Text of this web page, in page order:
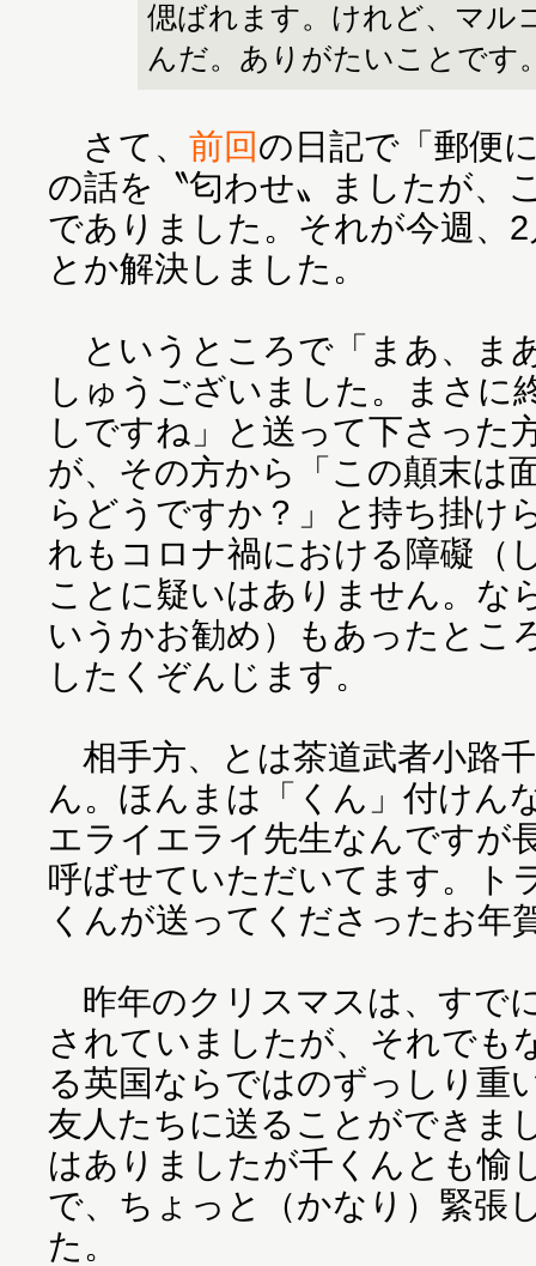
偲ばれます。けれど、マル
んだ。ありがたいことです
さて、 前回の日記で「郵便
の話を〝匂わせ〟ましたが、
でありました。それが今週、
とか解決しました。
というところで「まあ、ま
しゅうございました。まさに
しですね」と送って下さった
が、その方から「この顛末は
らどうですか？」と持ち掛け
れもコロナ禍における障礙（
ことに疑いはありません。な
いうかお勧め）もあったとこ
したくぞんじます。
相手方、とは茶道武者小路
ん。ほんまは「くん」付けん
エライエライ先生なんですが
呼ばせていただいてます。ト
くんが送ってくださったお年
昨年のクリスマスは、すで
されていましたが、それでも
る英国ならではのずっしり重
友人たちに送ることができま
はありましたが千くんとも愉
で、ちょっと（かなり）緊張
た。